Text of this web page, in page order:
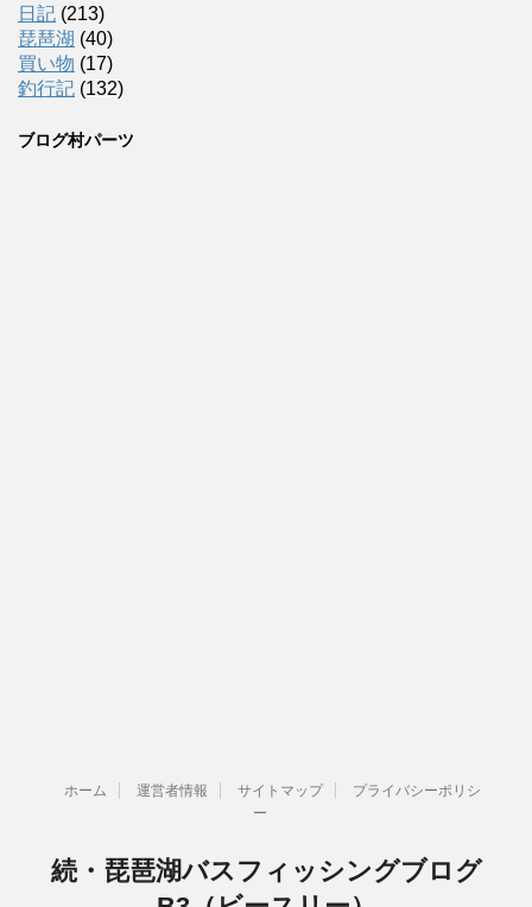
日記 (213)
琵琶湖 (40)
買い物 (17)
釣行記 (132)
ブログ村パーツ
ホーム 運営者情報 サイトマップ
プライバシーポリシ
ー
続・琵琶湖バスフィッシングブログ